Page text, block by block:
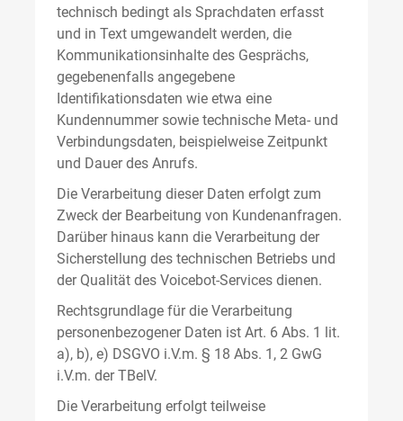
technisch bedingt als Sprachdaten erfasst
und in Text umgewandelt werden, die
Kommunikationsinhalte des Gesprächs,
gegebenenfalls angegebene
Identifikationsdaten wie etwa eine
Kundennummer sowie technische Meta- und
Verbindungsdaten, beispielweise Zeitpunkt
und Dauer des Anrufs.
Die Verarbeitung dieser Daten erfolgt zum
Zweck der Bearbeitung von Kundenanfragen.
Darüber hinaus kann die Verarbeitung der
Sicherstellung des technischen Betriebs und
der Qualität des Voicebot-Services dienen.
Rechtsgrundlage für die Verarbeitung
personenbezogener Daten ist Art. 6 Abs. 1 lit.
a), b), e) DSGVO i.V.m. § 18 Abs. 1, 2 GwG
i.V.m. der TBelV.
Die Verarbeitung erfolgt teilweise